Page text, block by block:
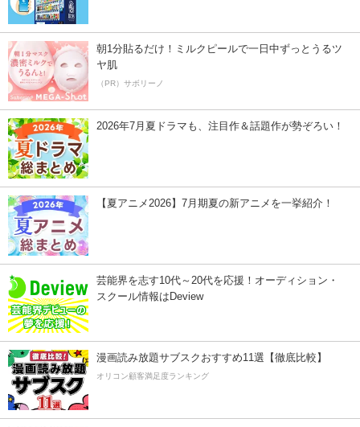
朝1分貼るだけ！ミルクピールで一日中ずっとうるツ
ヤ肌
（PR）サボリーノ
2026年7月夏ドラマも、注目作＆話題作が勢ぞろい！
【夏アニメ2026】7月期夏の新アニメを一挙紹介！
芸能界を志す10代～20代を応援！オーディション・
スクール情報はDeview
漫画読み放題サブスクおすすめ11選【徹底比較】
オリコン顧客満足度ランキング